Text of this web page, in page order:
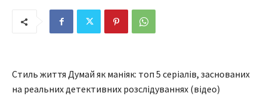
Стиль життя Думай як маніяк: топ 5 серіалів, заснованих
на реальних детективних розслідуваннях (відео)